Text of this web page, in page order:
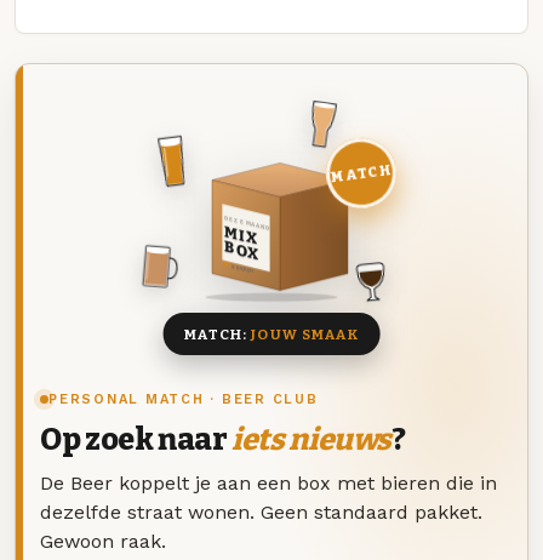
PERSONAL MATCH · BEER CLUB
Op zoek naariets nieuws?
De Beer koppelt je aan een box met bieren die in
dezelfde straat wonen. Geen standaard pakket.
Gewoon raak.
DEZE MAAND
MIX
BOX
8 BIEREN
MATCH
MATCH:JOUW SMAAK